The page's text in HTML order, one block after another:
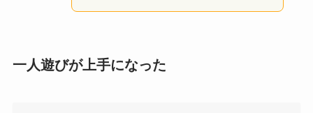
一人遊びが上手になった